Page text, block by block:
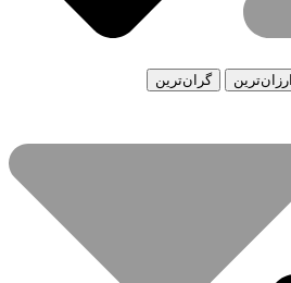
ارزان‌ترین گران‌ترین